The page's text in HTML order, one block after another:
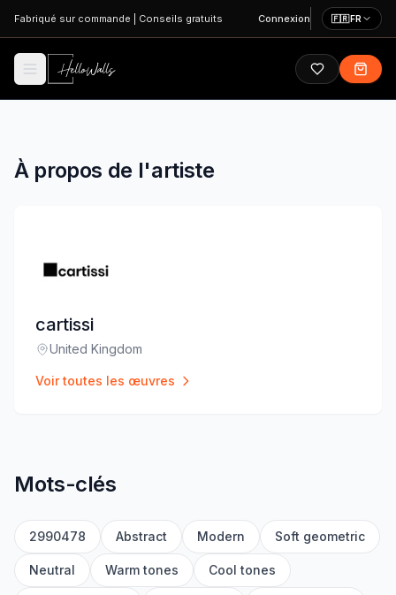
Aller au contenu principal
Fabriqué sur commande Conseils gratuits Connexion 🇫🇷FR
À propos de l'artiste
cartissi
Lieu:
United Kingdom
Voir toutes les œuvres
Mots-clés
2990478 Abstract Modern Soft geometric
Neutral Warm tones Cool tones